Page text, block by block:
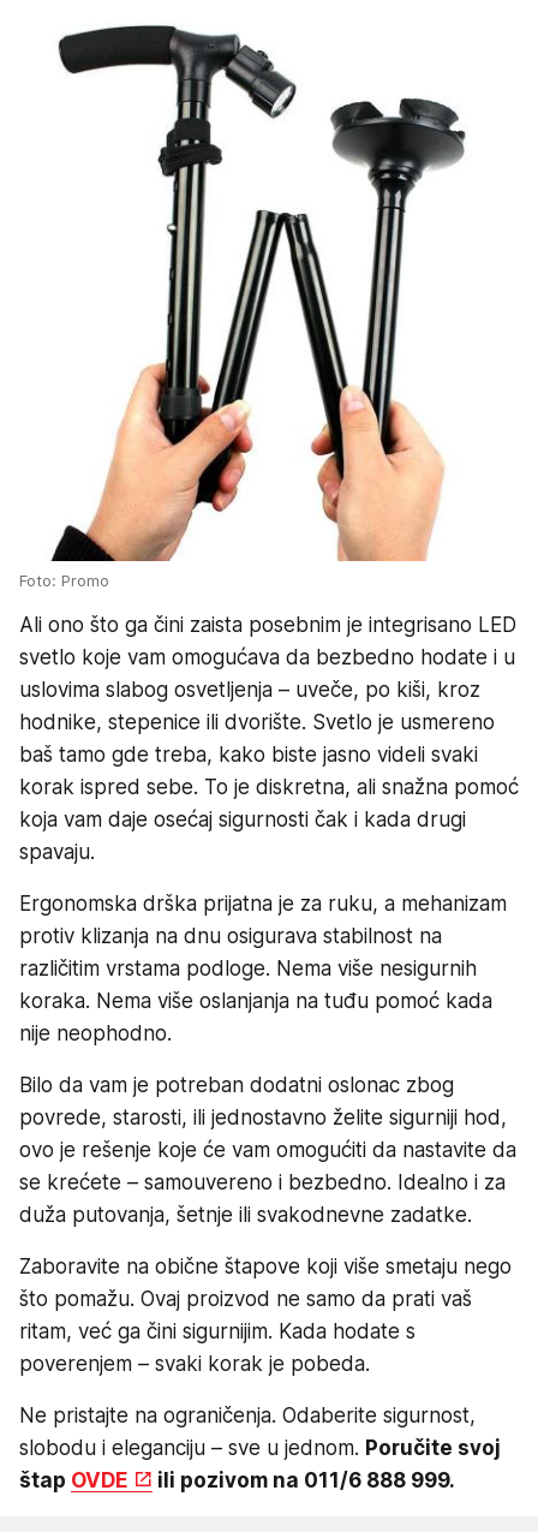
Foto: Promo
Ali ono što ga čini zaista posebnim je integrisano LED
svetlo koje vam omogućava da bezbedno hodate i u
uslovima slabog osvetljenja – uveče, po kiši, kroz
hodnike, stepenice ili dvorište. Svetlo je usmereno
baš tamo gde treba, kako biste jasno videli svaki
korak ispred sebe. To je diskretna, ali snažna pomoć
koja vam daje osećaj sigurnosti čak i kada drugi
spavaju.
Ergonomska drška prijatna je za ruku, a mehanizam
protiv klizanja na dnu osigurava stabilnost na
različitim vrstama podloge. Nema više nesigurnih
koraka. Nema više oslanjanja na tuđu pomoć kada
nije neophodno.
Bilo da vam je potreban dodatni oslonac zbog
povrede, starosti, ili jednostavno želite sigurniji hod,
ovo je rešenje koje će vam omogućiti da nastavite da
se krećete – samouvereno i bezbedno. Idealno i za
duža putovanja, šetnje ili svakodnevne zadatke.
Zaboravite na obične štapove koji više smetaju nego
što pomažu. Ovaj proizvod ne samo da prati vaš
ritam, već ga čini sigurnijim. Kada hodate s
poverenjem – svaki korak je pobeda.
Ne pristajte na ograničenja. Odaberite sigurnost,
slobodu i eleganciju – sve u jednom. Poručite svoj
štap OVDE ili pozivom na 011/6 888 999.